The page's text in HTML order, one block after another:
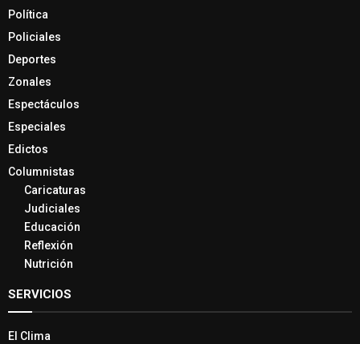
Política
Policiales
Deportes
Zonales
Espectáculos
Especiales
Edictos
Columnistas
Caricaturas
Judiciales
Educación
Reflexión
Nutrición
SERVICIOS
El Clima